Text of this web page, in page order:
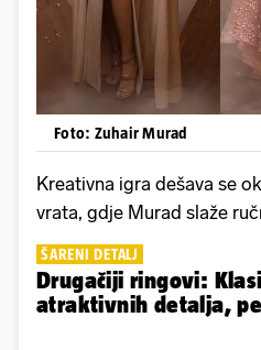
Foto: Zuhair Murad
Kreativna igra dešava se
vrata, gdje Murad slaže
ŠARENI DETALJ
Drugačiji ringovi:
atraktivnih detalja,